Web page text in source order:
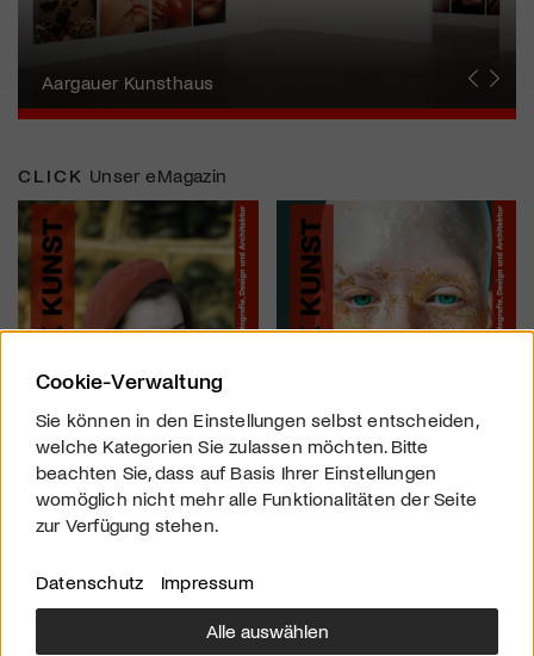
Künstlerin
Aargauer Kunsthaus
Gewerbemuseum Winterthur
Liste Art Fair Basel
Bündner Kunstmuseum
Künstler:innen Portraits
Junge Schweizer Kunst
Vögele Kultur Zentrum
Nidwaldner Museum
Haus für Kunst Uri
CLICK Unser eMagazin
Cookie-Verwaltung
Sie können in den Einstellungen selbst entscheiden,
welche Kategorien Sie zulassen möchten. Bitte
beachten Sie, dass auf Basis Ihrer Einstellungen
womöglich nicht mehr alle Funktionalitäten der Seite
zur Verfügung stehen.
Datenschutz Impressum
Alle auswählen